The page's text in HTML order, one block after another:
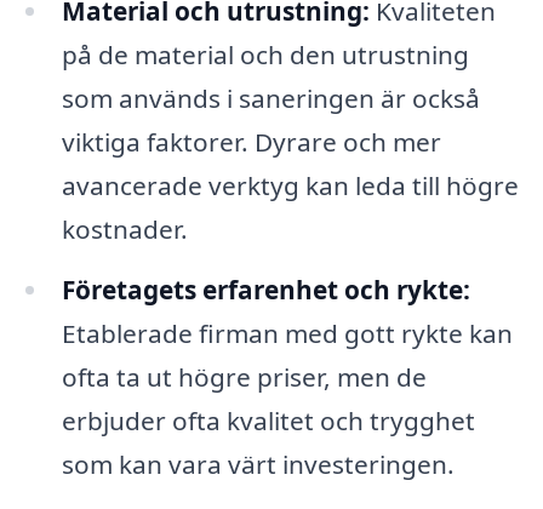
Material och utrustning: Kvaliteten
på de material och den utrustning
som används i saneringen är också
viktiga faktorer. Dyrare och mer
avancerade verktyg kan leda till högre
kostnader.
Företagets erfarenhet och rykte:
Etablerade firman med gott rykte kan
ofta ta ut högre priser, men de
erbjuder ofta kvalitet och trygghet
som kan vara värt investeringen.